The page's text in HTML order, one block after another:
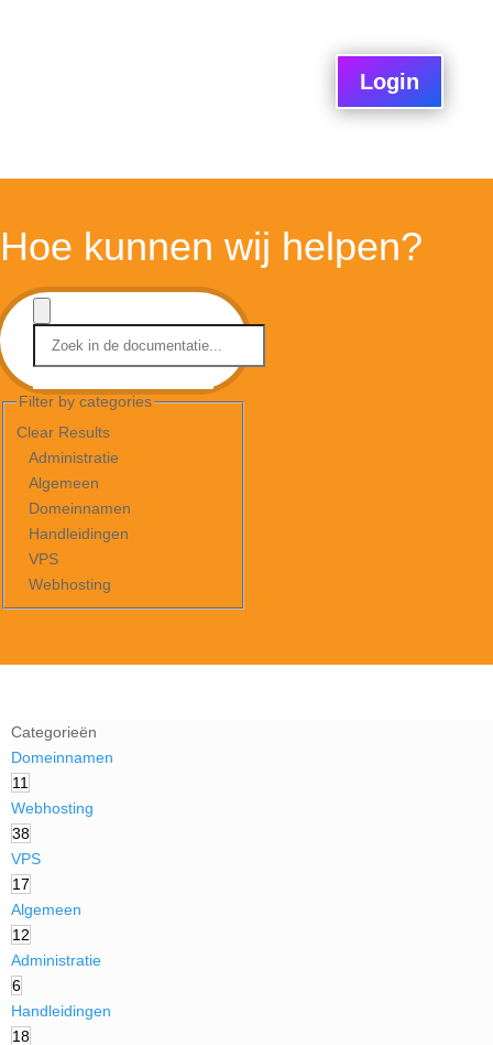
Login
Hoe kunnen wij helpen?
Filter by categories
Clear Results
Administratie
Algemeen
Domeinnamen
Handleidingen
VPS
Webhosting
Categorieën
Domeinnamen
11
Webhosting
38
VPS
17
Algemeen
12
Administratie
6
Handleidingen
18